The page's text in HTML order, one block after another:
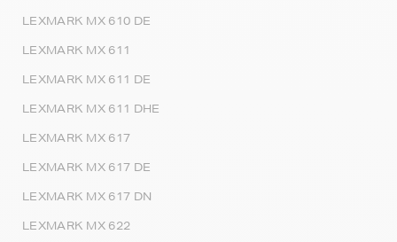
LEXMARK MX 610 DE
LEXMARK MX 611
LEXMARK MX 611 DE
LEXMARK MX 611 DHE
LEXMARK MX 617
LEXMARK MX 617 DE
LEXMARK MX 617 DN
LEXMARK MX 622